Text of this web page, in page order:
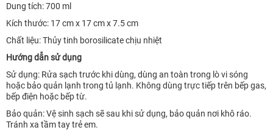
Dung tích: 700 ml
Kích thước: 17 cm x 17 cm x 7.5 cm
Chất liệu: Thủy tinh borosilicate chịu nhiệt
Hướng dẫn sử dụng
Sử dụng: Rửa sạch trước khi dùng, dùng an toàn trong lò vi sóng
hoặc bảo quản lạnh trong tủ lạnh. Không dùng trực tiếp trên bếp gas,
bếp điện hoặc bếp từ.
Bảo quản: Vệ sinh sạch sẽ sau khi sử dụng, bảo quản nơi khô ráo.
Tránh xa tầm tay trẻ em.